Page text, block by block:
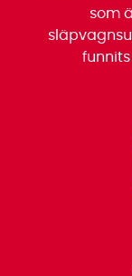
som
funnits